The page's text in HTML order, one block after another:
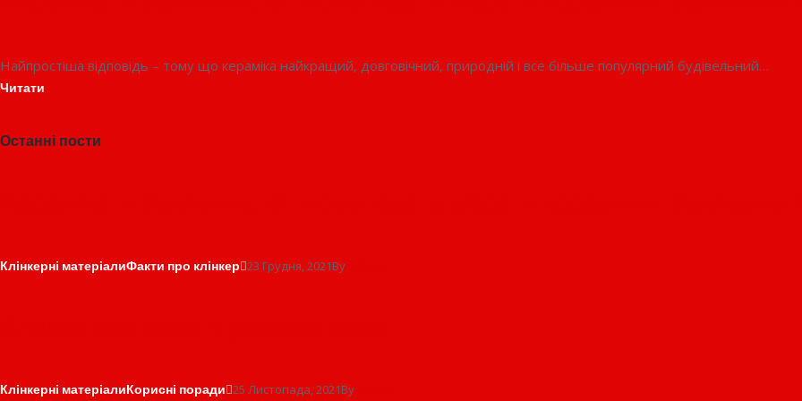
Найпростіша відповідь – тому що кераміка найкращий, довговічний, природній і все більше популярний будівельний…
Читати
Останні пости
Клінкерні матеріалиФакти про клінкер 23 Грудня, 2021By
Клінкерні матеріалиКорисні поради 25 Листопада, 2021By